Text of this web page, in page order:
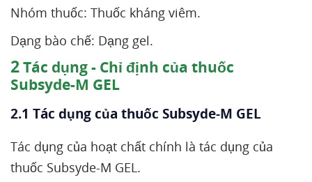
Nhóm thuốc: Thuốc kháng viêm.
Dạng bào chế: Dạng gel.
2Tác dụng - Chỉ định của thuốc
Subsyde-M GEL
2.1 Tác dụng của thuốc Subsyde-M GEL
Tác dụng của hoạt chất chính là tác dụng của
thuốc Subsyde-M GEL.